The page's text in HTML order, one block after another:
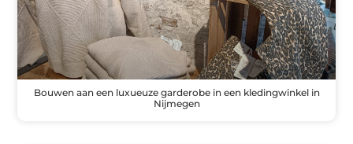
Bouwen aan een luxueuze garderobe in een kledingwinkel in
Nijmegen